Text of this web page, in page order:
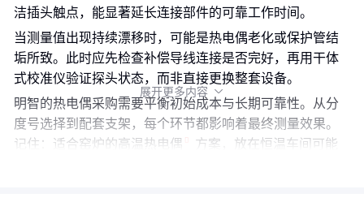
洁插头触点，能显著延长连接部件的可靠工作时间。
当测量值出现持续漂移时，可能是热电偶老化或保护管结
垢所致。此时应先检查补偿导线连接是否完好，再用干体
式校准仪验证探头状态，而非直接更换整套设备。
明智的热电偶采购需要平衡初始成本与长期可靠性。从分
度号选择到配套支架，每个环节都影响着最终测量效果。
记住：适合窑炉的高温热电偶
方案，放在恒温车间可能
展开更多内容 